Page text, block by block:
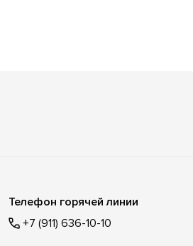
Телефон горячей линии
+7 (911) 636-10-10